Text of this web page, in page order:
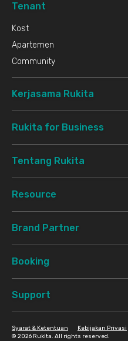
Tenant
Kost
Apartemen
Community
Kerjasama Rukita
Rukita for Business
Tentang Rukita
Resource
Brand Partner
Booking
Support
© 2026 Rukita. All rights reserved.
Syarat & Ketentuan Kebijakan Privasi